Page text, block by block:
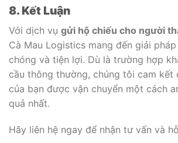
8. Kết Luận
Với dịch vụ gửi hộ chiếu cho người
Cà Mau Logistics mang đến giải
chóng và tiện lợi. Dù là trường hợp
cầu thông thường, chúng tôi cam kết
của bạn được vận chuyển một cách
quả nhất.
Hãy liên hệ ngay để nhận tư vấn và